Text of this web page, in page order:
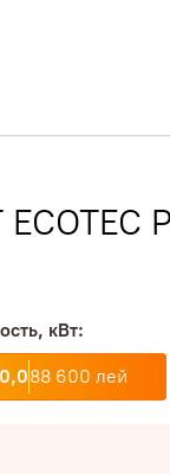
кВт:
88 600 лей